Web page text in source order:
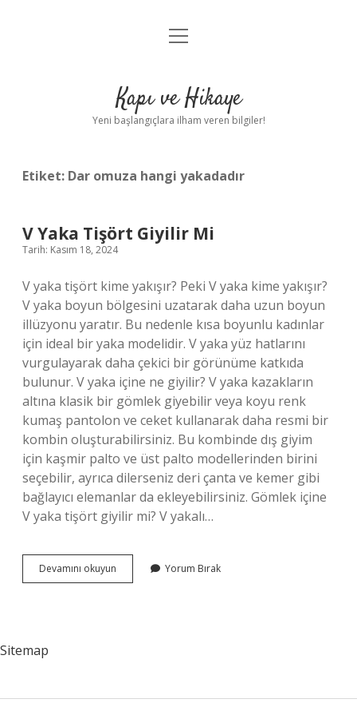
Anasayfa
Yasal Uyarı
menüyü
Kapı ve Hikaye
Yeni başlangıçlara ilham veren bilgiler!
Etiket: Dar omuza hangi yakadadır
V Yaka Tişört Giyilir Mi
Tarih: Kasım 18, 2024
V yaka tişört kime yakışır? Peki V yaka kime yakışır?
V yaka boyun bölgesini uzatarak daha uzun boyun
illüzyonu yaratır. Bu nedenle kısa boyunlu kadınlar
için ideal bir yaka modelidir. V yaka yüz hatlarını
vurgulayarak daha çekici bir görünüme katkıda
bulunur. V yaka içine ne giyilir? V yaka kazakların
altına klasik bir gömlek giyebilir veya koyu renk
kumaş pantolon ve ceket kullanarak daha resmi bir
kombin oluşturabilirsiniz. Bu kombinde dış giyim
için kaşmir palto ve üst palto modellerinden birini
seçebilir, ayrıca dilerseniz deri çanta ve kemer gibi
bağlayıcı elemanlar da ekleyebilirsiniz. Gömlek içine
V yaka tişört giyilir mi? V yakalı…
Devamını okuyun
Yaka
Yorum Bırak
Sitemap